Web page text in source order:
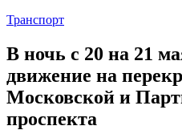
Транспорт
В ночь с 20 на 21
движение на
Московской и
проспекта